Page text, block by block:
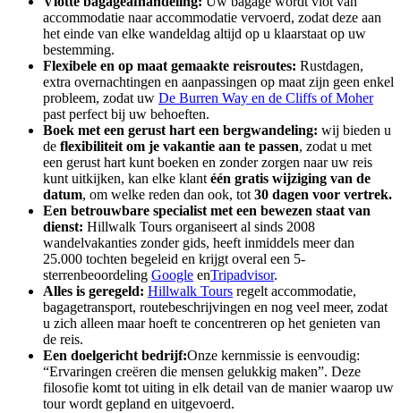
accommodatie naar accommodatie vervoerd, zodat deze aan
het einde van elke wandeldag altijd op u klaarstaat op uw
bestemming.
Flexibele en op maat gemaakte reisroutes: Rustdagen,
extra overnachtingen en aanpassingen op maat zijn geen enkel
probleem, zodat uw De Burren Way en de Cliffs of Moher
past perfect bij uw behoeften.
Boek met een gerust hart een bergwandeling: wij bieden u
de flexibiliteit om je vakantie aan te passen, zodat u met
een gerust hart kunt boeken en zonder zorgen naar uw reis
kunt uitkijken, kan elke klant één gratis wijziging van de
datum, om welke reden dan ook, tot 30 dagen voor vertrek.
Een betrouwbare specialist met een bewezen staat van
dienst: Hillwalk Tours organiseert al sinds 2008
wandelvakanties zonder gids, heeft inmiddels meer dan
25.000 tochten begeleid en krijgt overal een 5-
sterrenbeoordeling Google enTripadvisor.
Alles is geregeld: Hillwalk Tours regelt accommodatie,
bagagetransport, routebeschrijvingen en nog veel meer, zodat
u zich alleen maar hoeft te concentreren op het genieten van
de reis.
Een doelgericht bedrijf:Onze kernmissie is eenvoudig:
“Ervaringen creëren die mensen gelukkig maken”. Deze
filosofie komt tot uiting in elk detail van de manier waarop uw
tour wordt gepland en uitgevoerd.